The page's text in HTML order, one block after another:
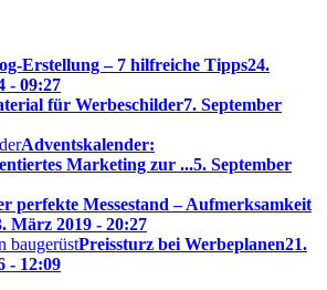
Erstellung – 7 hilfreiche Tipps24.
- 09:27
für Werbeschilder7. September
Adventskalender:
Marketing zur ...5. September
perfekte Messestand – Aufmerksamkeit
März 2019 - 20:27
Preissturz bei Werbeplanen21.
- 12:09